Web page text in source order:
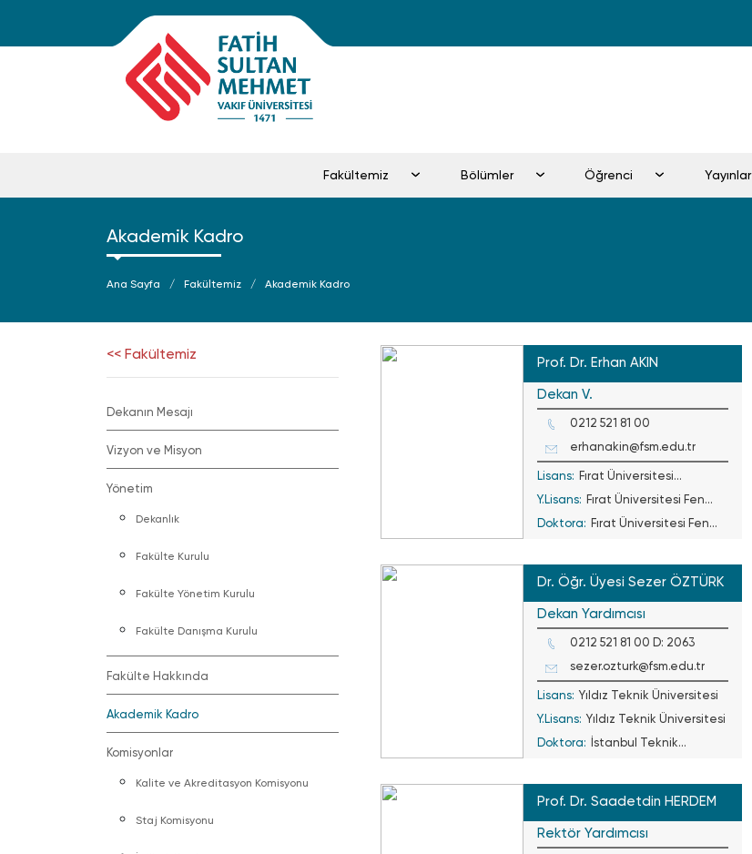
Fakültemiz Bölümler Öğrenci Yayınlar
Akademik Kadro
Ana Sayfa Fakültemiz Akademik Kadro
<< Fakültemiz
Dekanın Mesajı
Vizyon ve Misyon
Yönetim
Dekanlık
Fakülte Kurulu
Fakülte Yönetim Kurulu
Fakülte Danışma Kurulu
Fakülte Hakkında
Akademik Kadro
Komisyonlar
Kalite ve Akreditasyon Komisyonu
Staj Komisyonu
Prof. Dr. Erhan AKIN
Dekan V.
0212 521 81 00
erhanakin@fsm.edu.tr
Lisans: Fırat Üniversitesi
Mühendislik Fakültesi
Y.Lisans: Fırat Üniversitesi Fen
Bilimleri
Doktora: Fırat Üniversitesi Fen
Dr. Öğr. Üyesi Sezer ÖZTÜRK
Dekan Yardımcısı
0212 521 81 00 D: 2063
sezer.ozturk@fsm.edu.tr
Lisans: Yıldız Teknik Üniversitesi
Y.Lisans: Yıldız Teknik Üniversitesi
Doktora: İstanbul Teknik
Prof. Dr. Saadetdin HERDEM
Rektör Yardımcısı